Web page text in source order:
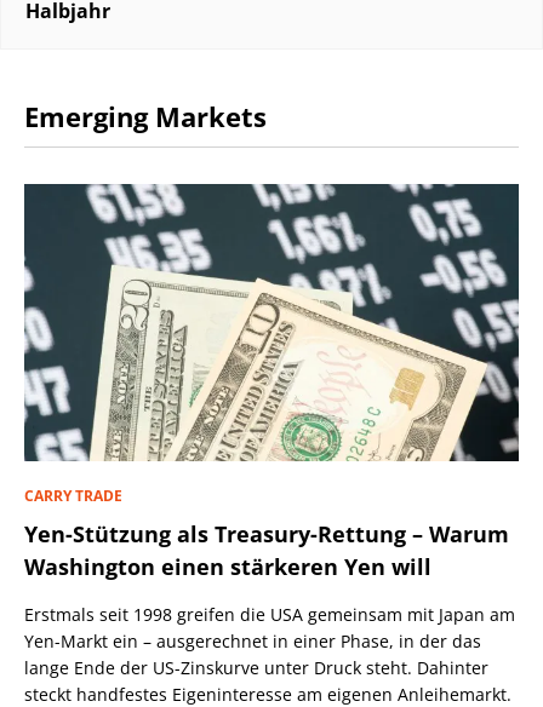
Halbjahr
Emerging Markets
CARRY TRADE
Yen-Stützung als Treasury-Rettung – Warum
Washington einen stärkeren Yen will
Erstmals seit 1998 greifen die USA gemeinsam mit Japan am
Yen-Markt ein – ausgerechnet in einer Phase, in der das
lange Ende der US-Zinskurve unter Druck steht. Dahinter
steckt handfestes Eigeninteresse am eigenen Anleihemarkt.